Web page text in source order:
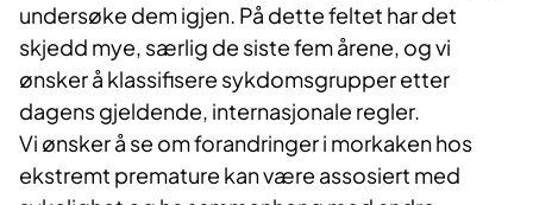
undersøke dem igjen. På dette feltet har det
skjedd mye, særlig de siste fem årene, og vi
ønsker å klassifisere sykdomsgrupper etter
dagens gjeldende, internasjonale regler.
Vi ønsker å se om forandringer i morkaken hos
ekstremt premature kan være assosiert med